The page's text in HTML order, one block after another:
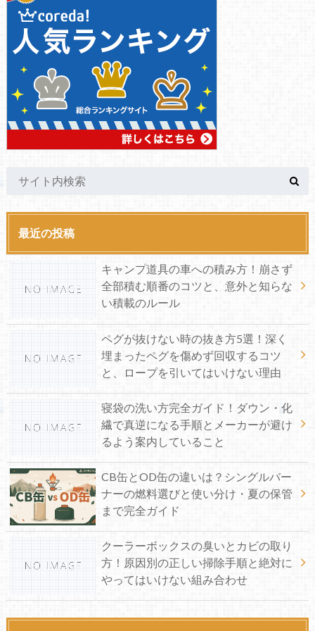
最近の投稿
キャンプ道具の車への積み方！崩さず
全部積む順番のコツと、意外と知らな
い積載のルール
ペグが抜けない時の抜き方5選！深く
埋まったペグを傷めず回収するコツ
と、ロープを引いてはいけない理由
寝袋の洗い方完全ガイド！ダウン・化
繊で真逆になる手順とメーカーが避け
るよう案内していること
CB缶とOD缶の違いは？シングルバー
ナーの燃料選びと使い分け・夏の保管
まで完全ガイド
クーラーボックスの臭いとカビの取り
方！原因別の正しい掃除手順と絶対に
やってはいけない組み合わせ